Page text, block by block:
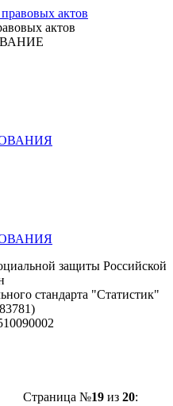
актов
защиты Российской
стандарта "Статистик"
Страница №19из 20: